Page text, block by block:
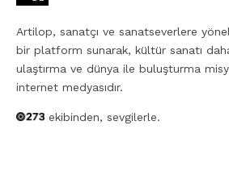
Artilop, sanatçı ve sanatseverlere
bir platform sunarak, kültür sanatı
ulaştırma ve dünya ile buluşturma
internet medyasıdır.
ekibinden, sevgilerle.